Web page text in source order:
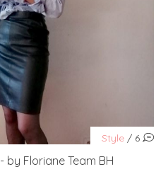
Style / 6
- by Floriane Team BH